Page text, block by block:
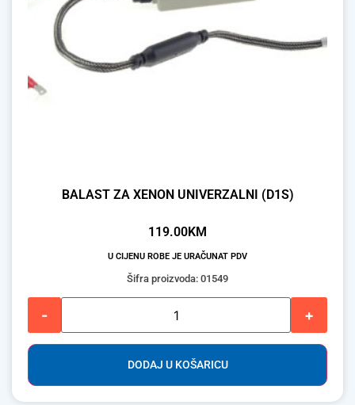
BALAST ZA XENON UNIVERZALNI (D1S)
119.00KM
U CIJENU ROBE JE URAČUNAT PDV
Šifra proizvoda: 01549
- +
DODAJ U KOŠARICU